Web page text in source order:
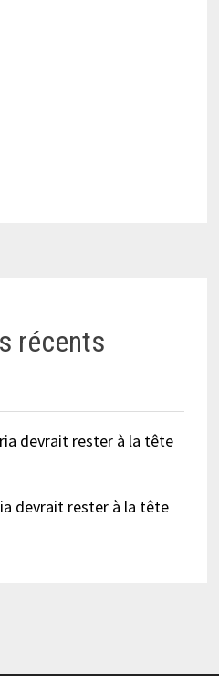
récents
devrait rester à la tête
devrait rester à la tête